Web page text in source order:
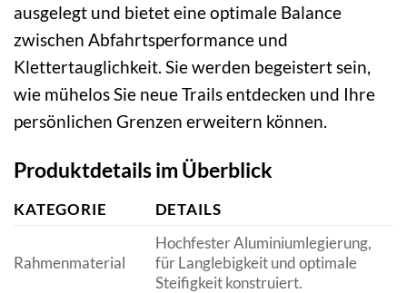
ausgelegt und bietet eine optimale Balance
zwischen Abfahrtsperformance und
Klettertauglichkeit. Sie werden begeistert sein,
wie mühelos Sie neue Trails entdecken und Ihre
persönlichen Grenzen erweitern können.
Produktdetails im Überblick
KATEGORIE DETAILS
Rahmenmaterial
Hochfester Aluminiumlegierung,
für Langlebigkeit und optimale
Steifigkeit konstruiert.